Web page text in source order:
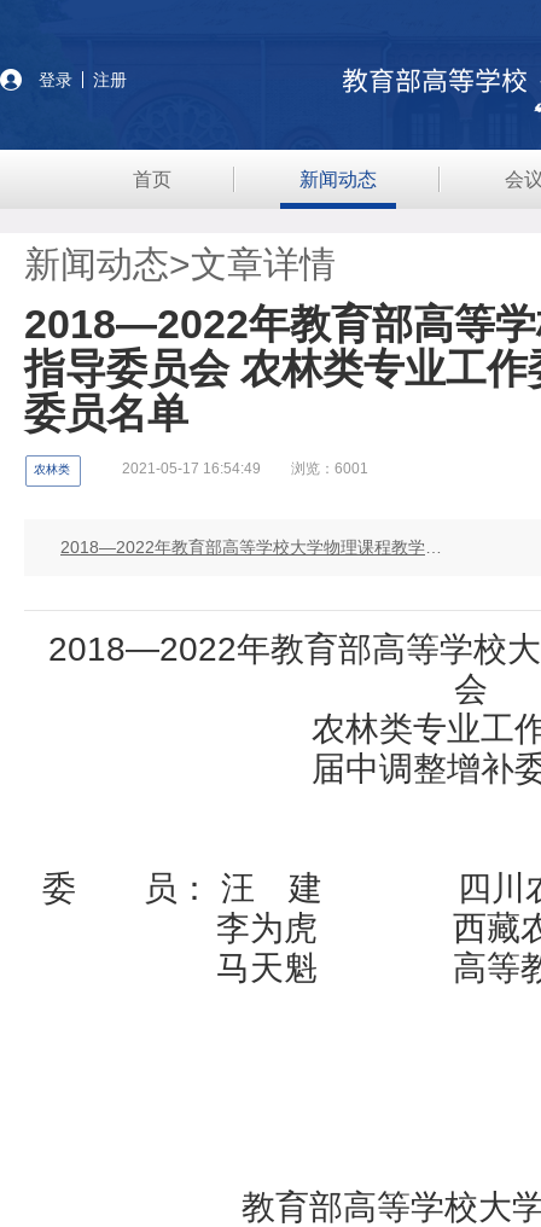
登录 注册
首页 新闻动态 会
新闻动态>文章详情
2018—2022年教育部高等
指导委员会 农林类专业工
委员名单
农林类 2021-05-17 16:54:49 浏览：6001
2018—2022年教育部高等学校
会
农林类专业工
届中调整增补
委 员： 汪 建 四川农
李为虎 西藏农牧
马天魁 高等教育
教育部高等学校大